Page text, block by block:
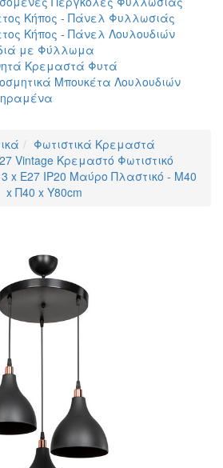
Κήπος - Πάνελ Φυλλωσιάς
Κήπος - Πάνελ Λουλουδιών
με Φύλλωμα
Κρεμαστά Φυτά
Μπουκέτα Λουλουδιών
Φωτιστικά Κρεμαστά
Vintage Κρεμαστό Φωτιστικό
x E27 IP20 Μαύρο Πλαστικό - Μ40
x Π40 x Υ80cm